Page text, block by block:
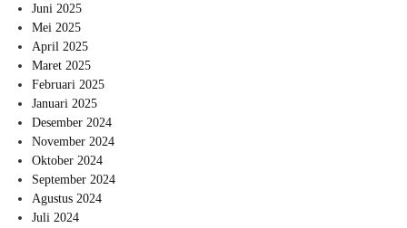
Juni 2025
Mei 2025
April 2025
Maret 2025
Februari 2025
Januari 2025
Desember 2024
November 2024
Oktober 2024
September 2024
Agustus 2024
Juli 2024